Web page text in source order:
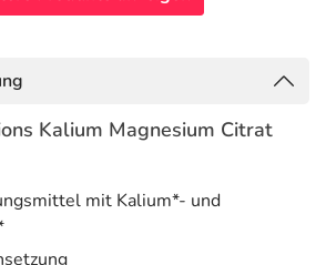
Kalium Magnesium Citrat
mit Kalium*- und